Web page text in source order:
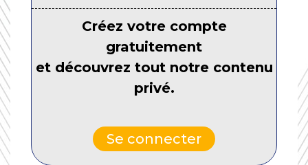
Créez votre compte
gratuitement
et découvrez tout notre contenu
privé.
Se connecter